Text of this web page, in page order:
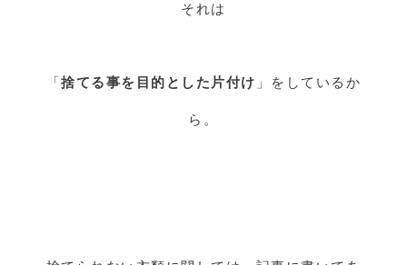
それは
「捨てる事を目的とした片付け 」をしているか
ら。